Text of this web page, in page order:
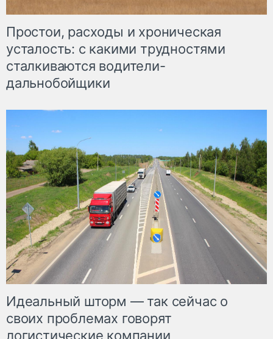
Простои, расходы и хроническая
усталость: с какими трудностями
сталкиваются водители-
дальнобойщики
Идеальный шторм — так сейчас о
своих проблемах говорят
логистические компании